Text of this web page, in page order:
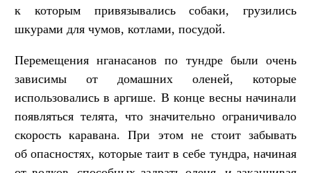
к которым привязывались собаки, грузились
шкурами для чумов, котлами, посудой.
Перемещения нганасанов по тундре были очень
зависимы от домашних оленей, которые
использовались в аргише. В конце весны начинали
появляться телята, что значительно ограничивало
скорость каравана. При этом не стоит забывать
об опасностях, которые таит в себе тундра, начиная